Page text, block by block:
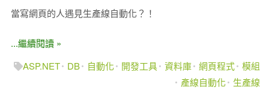
當寫網頁的人遇見生產線自動化？！
...繼續閱讀 »
ASP.NET
DB 自動化 開發工具 資料庫 網頁程式 模組
產線自動化
生產線